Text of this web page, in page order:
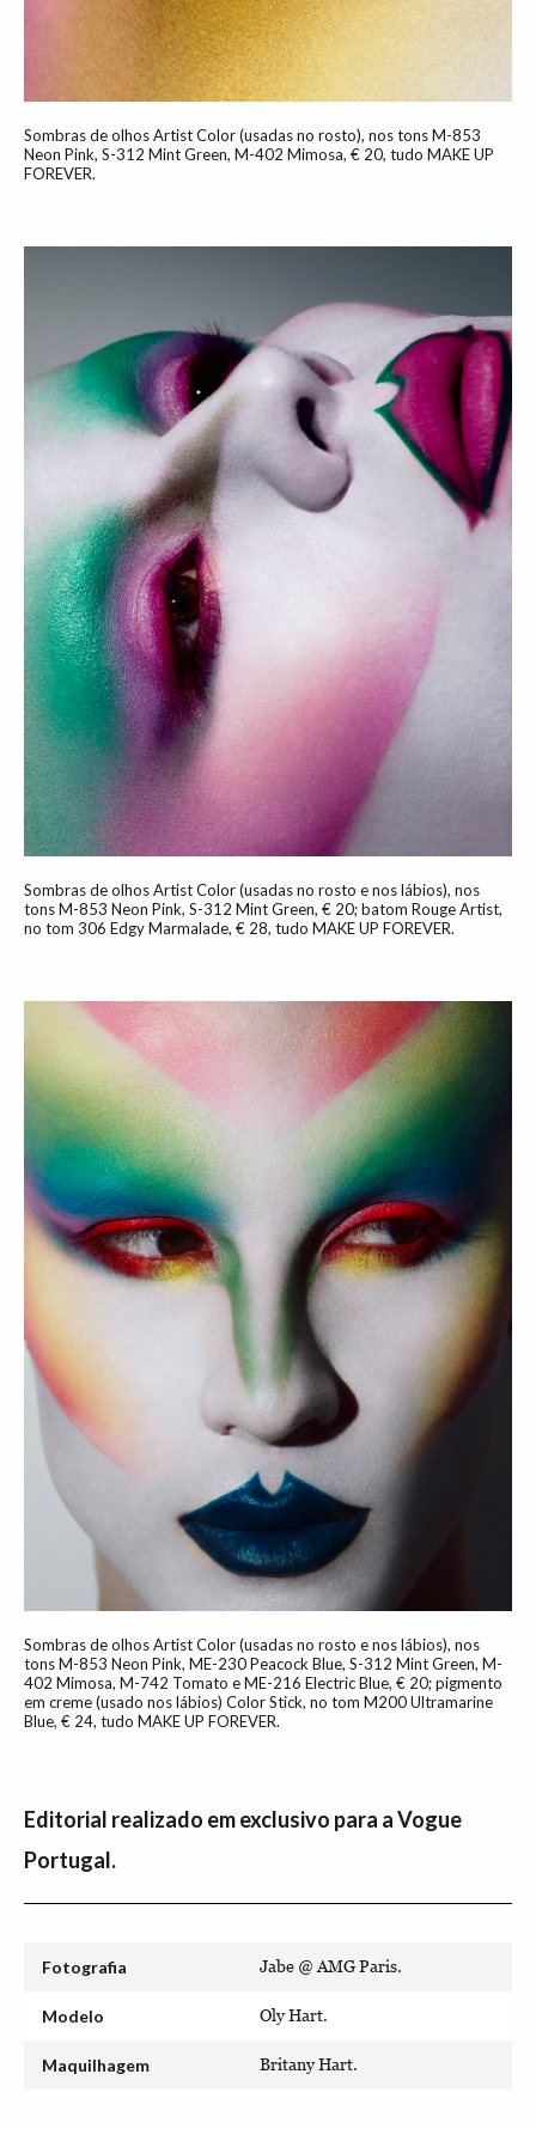
Sombras de olhos Artist Color (usadas no rosto), nos tons M-853
Neon Pink, S-312 Mint Green, M-402 Mimosa, € 20, tudo MAKE UP
FOREVER.
Sombras de olhos Artist Color (usadas no rosto e nos lábios), nos
tons M-853 Neon Pink, S-312 Mint Green, € 20; batom Rouge Artist,
no tom 306 Edgy Marmalade, € 28, tudo MAKE UP FOREVER.
Sombras de olhos Artist Color (usadas no rosto e nos lábios), nos
tons M-853 Neon Pink, ME-230 Peacock Blue, S-312 Mint Green, M-
402 Mimosa, M-742 Tomato e ME-216 Electric Blue, € 20; pigmento
em creme (usado nos lábios) Color Stick, no tom M200 Ultramarine
Blue, € 24, tudo MAKE UP FOREVER.
Editorial realizado em exclusivo para a Vogue
Portugal.
Fotografia Jabe @ AMG Paris.
Modelo Oly Hart.
Maquilhagem Britany Hart.